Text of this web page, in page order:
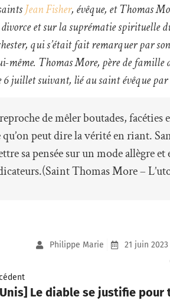
Jean Fisher, évêque, et Thomas
et sur la suprématie spirituelle
qui s’était fait remarquer par
même. Thomas More, père de famille
6 juillet suivant, lié au saint évêque
de mêler boutades, facéties
qu’on peut dire la vérité en riant.
sa pensée sur un mode allègre
Thomas More –
Philippe Marie 21 juin 2023
Le diable se justifie